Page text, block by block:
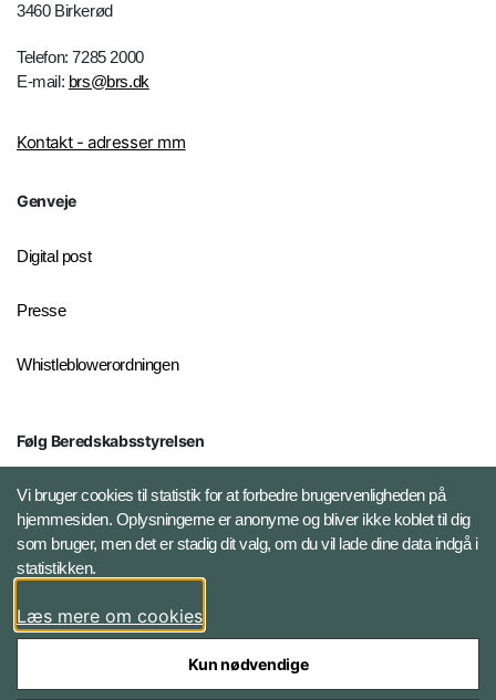
3460 Birkerød
Telefon: 7285 2000
E-mail: brs@brs.dk
Kontakt - adresser mm
Genveje
Digital post
Presse
Whistleblowerordningen
Følg Beredskabsstyrelsen
X BRSdk
LinkedIn BRS-profil
Vi bruger cookies til statistik for at forbedre brugervenligheden på
hjemmesiden. Oplysningerne er anonyme og bliver ikke koblet til dig
som bruger, men det er stadig dit valg, om du vil lade dine data indgå i
statistikken.
Læs mere om cookies
Kun nødvendige